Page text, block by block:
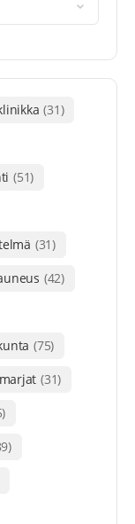
(31)
(51)
(31)
(42)
(75)
marjat (31)